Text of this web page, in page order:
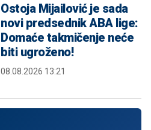
Ostoja Mijailović je sada
novi predsednik ABA lige:
Domaće takmičenje neće
biti ugroženo!
08.08.2026 13:21